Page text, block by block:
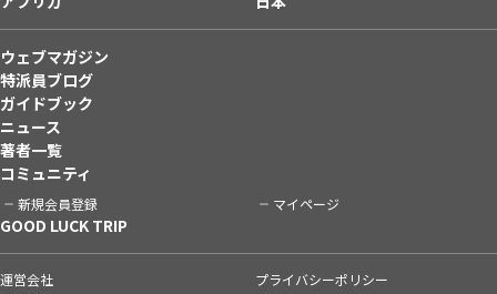
ウェブマガジン
特派員ブログ
ガイドブック
ニュース
著者一覧
コミュニティ
新規会員登録 マイページ
GOOD LUCK TRIP
運営会社 プライバシーポリシー